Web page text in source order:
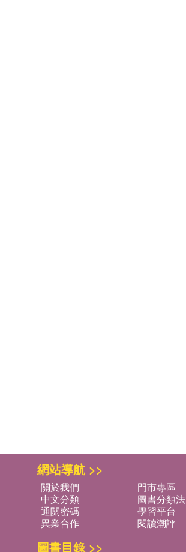
網站導航 >>
關於我們 門市專區
中文分類
圖書分類法
通關密碼
學習平台
異業合作
閱讀潮評
圖書目錄 >>